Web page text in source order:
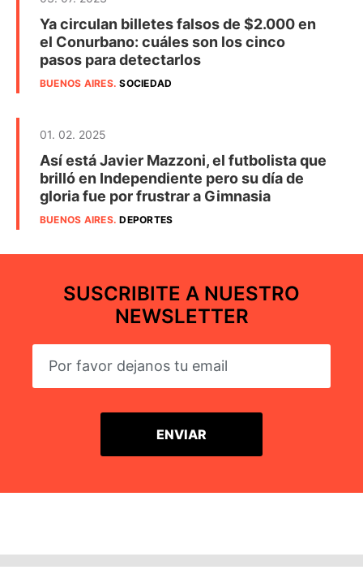
Ya circulan billetes falsos de $2.000 en
el Conurbano: cuáles son los cinco
pasos para detectarlos
BUENOS AIRES.SOCIEDAD
01. 02. 2025
Así está Javier Mazzoni, el futbolista que
brilló en Independiente pero su día de
gloria fue por frustrar a Gimnasia
BUENOS AIRES.DEPORTES
SUSCRIBITE A NUESTRO
NEWSLETTER